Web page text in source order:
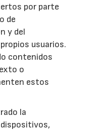
por parte
de
y del
usuarios.
contenidos
o
estos
la